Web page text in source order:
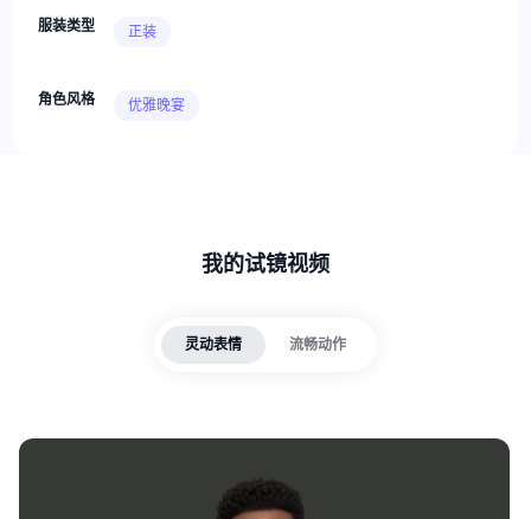
服装类型 正装
角色风格 优雅晚宴
我的试镜视频
灵动表情 流畅动作